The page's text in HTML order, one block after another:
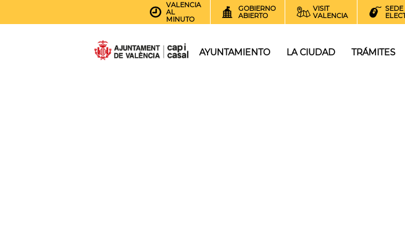
VALENCIA
AL
MINUTO
GOBIERNO
ABIERTO
VISIT
VALENCIA
SEDE
AYUNTAMIENTO LA CIUDAD TRÁMITES